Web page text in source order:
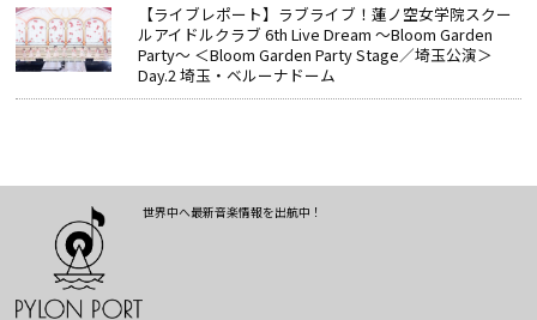
【ライブレポート】ラブライブ！蓮ノ空女学院スクー
ルアイドルクラブ 6th Live Dream ～Bloom Garden
Party～ ＜Bloom Garden Party Stage／埼玉公演＞
Day.2 埼玉・ベルーナドーム
世界中へ最新音楽情報を出航中！